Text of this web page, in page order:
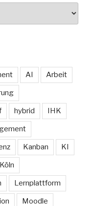
AI Arbeit
hybrid IHK
Kanban KI
Köln
Lernplattform
Moodle